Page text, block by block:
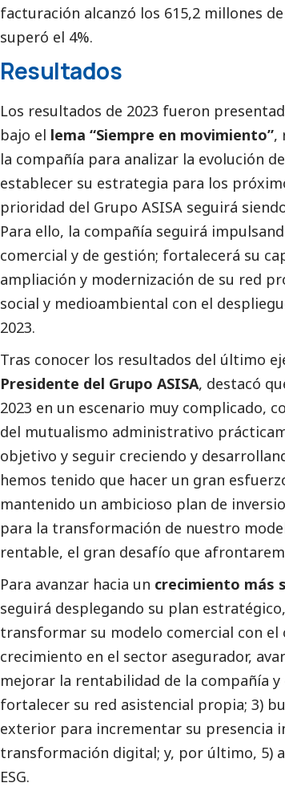
facturación alcanzó los 615,2 millones
superó el 4%.
Resultados
Los resultados de 2023 fueron
bajo el lema “Siempre en movimiento”,
la compañía para analizar la evolución
establecer su estrategia para los
prioridad del Grupo ASISA seguirá
Para ello, la compañía seguirá
comercial y de gestión; fortalecerá su
ampliación y modernización de su red
social y medioambiental con el
2023.
Tras conocer los resultados del último
Presidente del Grupo ASISA, destacó
2023 en un escenario muy complicado,
del mutualismo administrativo
objetivo y seguir creciendo y
hemos tenido que hacer un gran
mantenido un ambicioso plan de
para la transformación de nuestro
rentable, el gran desafío que
Para avanzar hacia un crecimiento más
seguirá desplegando su plan
transformar su modelo comercial con
crecimiento en el sector asegurador,
mejorar la rentabilidad de la compañía
fortalecer su red asistencial propia; 3)
exterior para incrementar su presencia
transformación digital; y, por último, 5)
ESG.